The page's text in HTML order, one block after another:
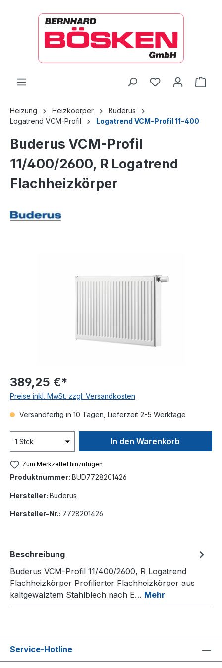
Heizung Heizkoerper
Buderus
Logatrend VCM-Profil
Logatrend VCM-Profil 11-400
Buderus VCM-Profil
11/400/2600, R Logatrend
Flachheizkörper
389,25 €*
Preise inkl. MwSt. zzgl. Versandkosten
Versandfertig in 10 Tagen, Lieferzeit 2-5 Werktage
In den Warenkorb
Zum Merkzettel hinzufügen
Produktnummer: BUD7728201426
Hersteller: Buderus
Hersteller-Nr.: 7728201426
Beschreibung
Buderus VCM-Profil 11/400/2600, R Logatrend
Flachheizkörper Profilierter Flachheizkörper aus
kaltgewalztem Stahlblech nach E… Mehr
Service-Hotline